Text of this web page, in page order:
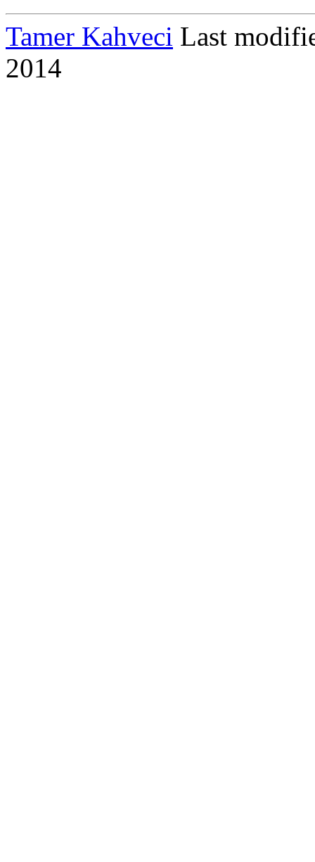
Tamer Kahveci Last
2014